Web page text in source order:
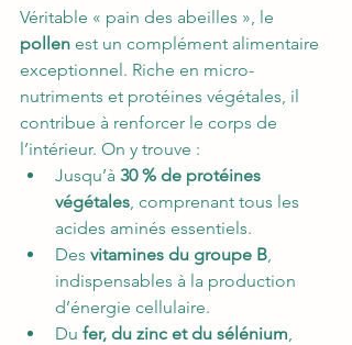
Véritable « pain des abeilles », le
pollen est un complément alimentaire
exceptionnel. Riche en micro-
nutriments et protéines végétales, il
contribue à renforcer le corps de
l’intérieur. On y trouve :
Jusqu’à 30 % de protéines
végétales, comprenant tous les
acides aminés essentiels.
Des vitamines du groupe B,
indispensables à la production
d’énergie cellulaire.
Du fer, du zinc et du sélénium,